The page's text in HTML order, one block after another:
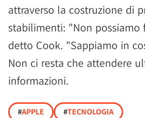
attraverso la costruzione di
stabilimenti: "Non possiamo
detto Cook. "Sappiamo in
Non ci resta che attendere
informazioni.
#APPLE #TECNOLOGIA